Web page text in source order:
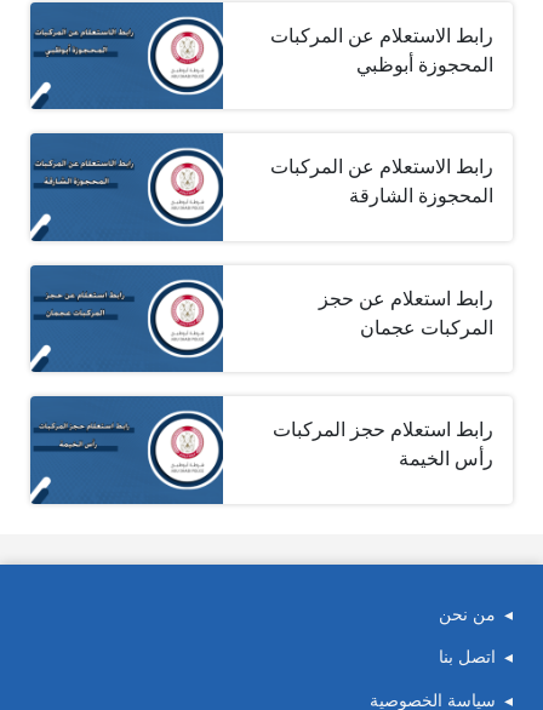
رابط الاستعلام عن المركبات
المحجوزة أبوظبي
رابط الاستعلام عن المركبات
المحجوزة الشارقة
رابط استعلام عن حجز
المركبات عجمان
رابط استعلام حجز المركبات
رأس الخيمة
من نحن
اتصل بنا
سياسة الخصوصية